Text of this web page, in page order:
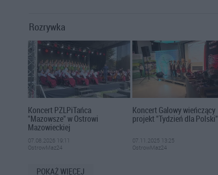
Rozrywka
Koncert PZLPiTańca
"Mazowsze" w Ostrowi
Mazowieckiej
07.08.2026 19:11
OstrowMaz24
Koncert Galowy wieńczący
projekt "Tydzień dla Polski"
07.11.2025 13:25
OstrowMaz24
POKAŻ WIĘCEJ